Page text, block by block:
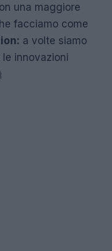
una maggiore
facciamo come
a volte siamo
innovazioni